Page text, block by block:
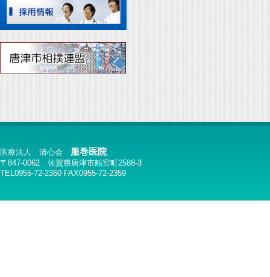
医療法人 清心会 服巻医院
〒847-0062 佐賀県唐津市船宮町2588-3
TEL0955-72-2360 FAX0955-72-2359